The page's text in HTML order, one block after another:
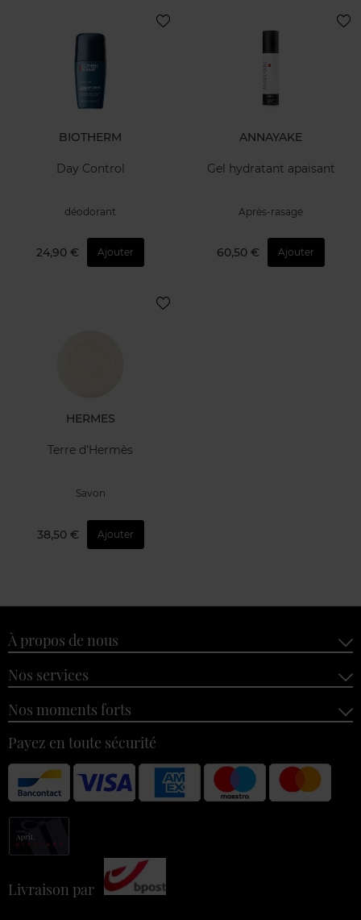
BIOTHERM
Day Control
déodorant
24,90 € Ajouter
ANNAYAKE
Gel hydratant apaisant
Après-rasage
60,50 € Ajouter
HERMES
Terre d'Hermès
Savon
38,50 € Ajouter
À propos de nous
Nos services
Nos moments forts
Payez en toute sécurité
Livraison par